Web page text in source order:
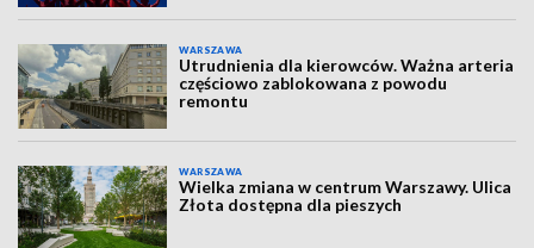
WARSZAWA
Utrudnienia dla kierowców. Ważna arteria
częściowo zablokowana z powodu
remontu
WARSZAWA
Wielka zmiana w centrum Warszawy. Ulica
Złota dostępna dla pieszych